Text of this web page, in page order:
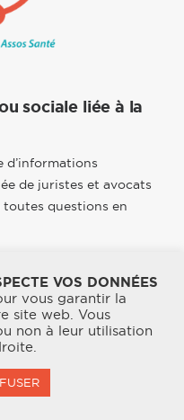
sociale liée à la
d’informations
de juristes et avocats
questions en
réservés.
VOS DONNÉES
vous garantir la
site web. Vous
non à leur utilisation